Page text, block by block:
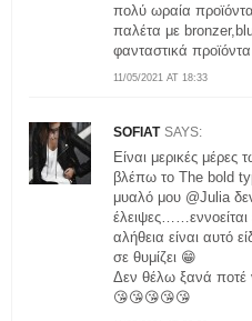
11/05/2021 AT 18:33
πολύ ωραία
παλέτα με
φανταστικά
SOFIAT SAYS:
Είναι μερικές
βλέπω το The bold
μυαλό μου @Julia
αλήθεια είναι αυτό
σε θυμίζει 😁
Δεν θέλω ξανά
😘😘😘😘😘